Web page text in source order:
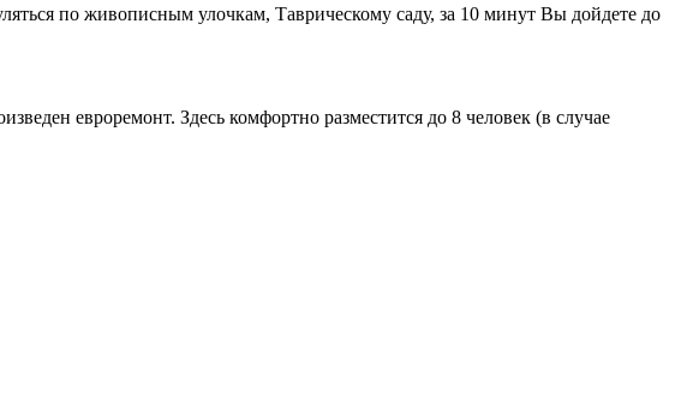
по живописным улочкам, Таврическому саду, за 10 минут Вы дойдете до
евроремонт. Здесь комфортно разместится до 8 человек (в случае